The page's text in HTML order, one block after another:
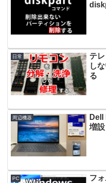
日常
テ
し
る
周辺機器
Dell
増
PC
フ